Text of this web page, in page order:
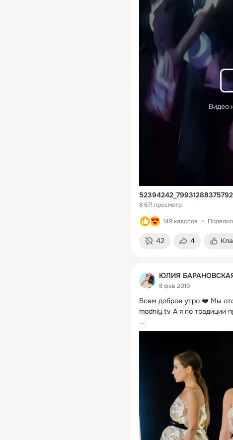
Видео
8 671 просмотр
149 классов
42 4
ЮЛИЯ
8 фев 2019
Всем доброе утро ❤️ Мы
modniy.tv А я по традиции
...